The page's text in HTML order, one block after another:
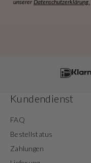
unserer Datenschutzerklärung.
Kundendienst
FAQ
Bestellstatus
Zahlungen